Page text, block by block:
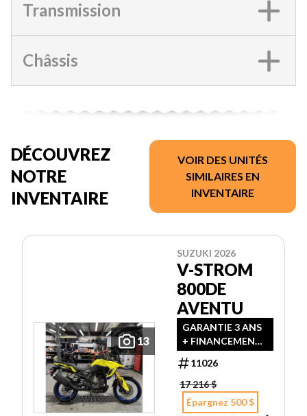
Transmission
Châssis
DÉCOUVREZ
NOTRE
INVENTAIRE
VOIR DES UNITÉS
SIMILAIRES EN
INVENTAIRE
13
SUZUKI 2026
V-STROM
800DE
AVENTU
GARANTIE 3 ANS
+ FINANCEMENT
2.99% OU 500$ DE
RABAIS
11026
17 216 $
Épargnez 500 $